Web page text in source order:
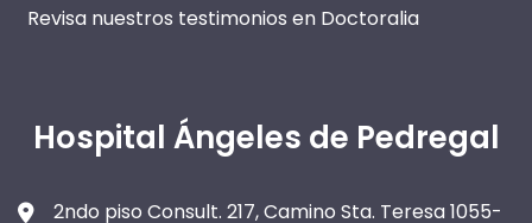
Revisa nuestros testimonios en Doctoralia
Hospital Ángeles de Pedregal
2ndo piso Consult. 217, Camino Sta. Teresa 1055-